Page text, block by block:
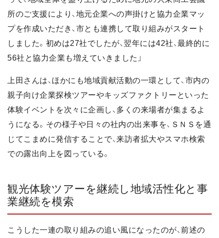
所のご支援により、地元企業への声掛けと協力企業マッ
プを作成いただき、市とも連携して取り組みがスタート
しました。初めは27社でしたが、翌年には42社、最終的に
56社と協力企業も増えていきました」
上田さんは、ほかにも地域貢献活動の一環として、市内の
親子向け企業探検ツアーやキッズファクトリーといった
体験イベントを次々に企画し、多くの来場者が集まるよ
うになる。その様子や日々の社内の出来事を、ＳＮＳを通
じてこまめに発信することで、来訪者拡大やスマホ検索
での露出向上を図っている。
観光体験ツアーを継続し地域活性化と事
業継続を模索
こうした一連の取り組みの追い風になったのが、前述の